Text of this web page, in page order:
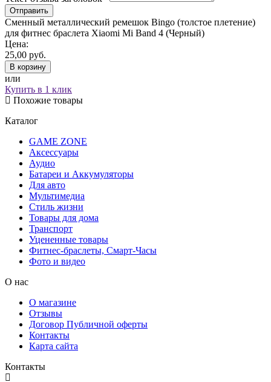
Сменный металлический ремешок Bingo (толстое плетение)
для фитнес браслета Xiaomi Mi Band 4 (Черный)
Цена:
25,00 руб.
В корзину
или
Купить в 1 клик
Похожие товары
Каталог
GAME ZONE
Аксессуары
Аудио
Батареи и Аккумуляторы
Для авто
Мультимедиа
Стиль жизни
Товары для дома
Транспорт
Уцененные товары
Фитнес-браслеты, Смарт-Часы
Фото и видео
О нас
О магазине
Отзывы
Договор Публичной оферты
Контакты
Карта сайта
Контакты